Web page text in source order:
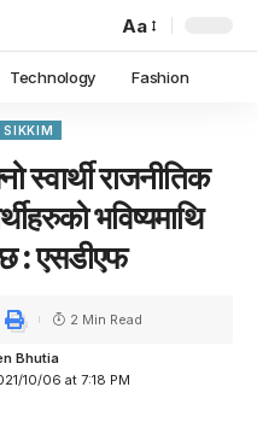
Aa
Technology Fashion
SIKKIM
राजनीतिक
भविष्यमाथि
: एसडीएफ
10/06 at 7:18 PM
Bhutia
2 Min Read